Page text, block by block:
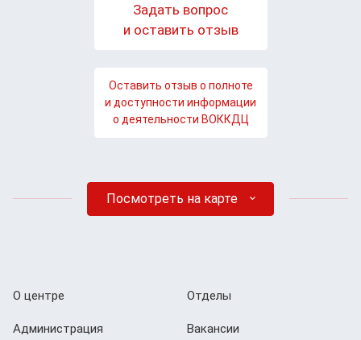
Задать вопрос
и оставить отзыв
Оставить отзыв о полноте
и доступности информации
о деятельности ВОККДЦ
Посмотреть на карте
О центре
Администрация
Отделы
Вакансии